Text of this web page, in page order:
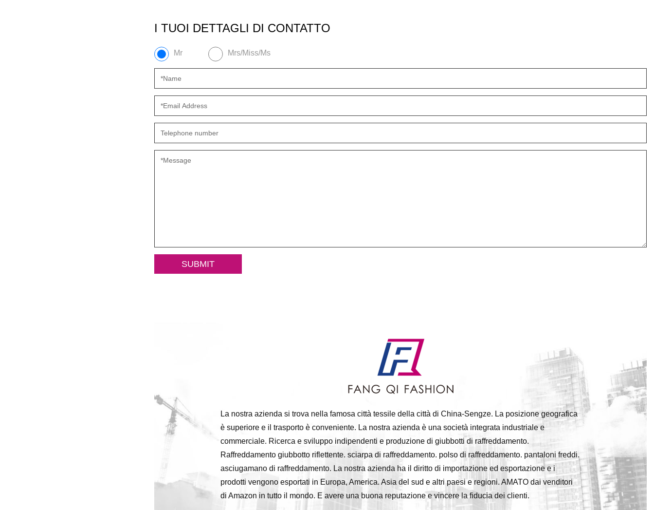
I TUOI DETTAGLI DI CONTATTO
Mr Mrs/Miss/Ms
La nostra azienda si trova nella famosa città tessile della città di China-Sengze. La posizione geografica
è superiore e il trasporto è conveniente. La nostra azienda è una società integrata industriale e
commerciale. Ricerca e sviluppo indipendenti e produzione di giubbotti di raffreddamento.
Raffreddamento giubbotto riflettente. sciarpa di raffreddamento. polso di raffreddamento. pantaloni freddi.
asciugamano di raffreddamento. La nostra azienda ha il diritto di importazione ed esportazione e i
prodotti vengono esportati in Europa, America. Asia del sud e altri paesi e regioni. AMATO dai venditori
di Amazon in tutto il mondo. E avere una buona reputazione e vincere la fiducia dei clienti.